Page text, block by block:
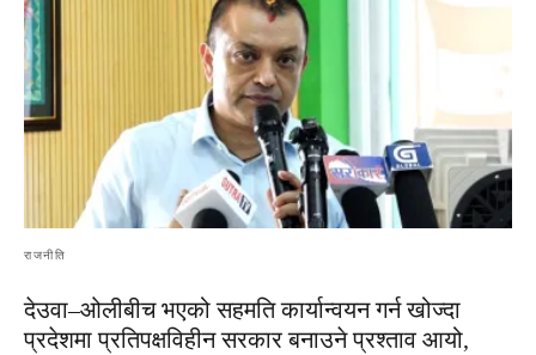
राजनीति
देउवा–ओलीबीच भएको सहमति कार्यान्वयन गर्न खोज्दा
प्रदेशमा प्रतिपक्षविहीन सरकार बनाउने प्रश्ताव आयो,